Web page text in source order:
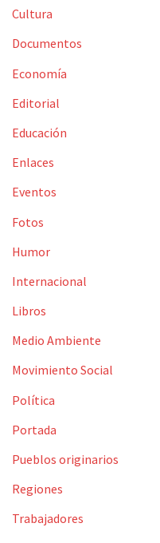
Cultura
Documentos
Economía
Editorial
Educación
Enlaces
Eventos
Fotos
Humor
Internacional
Libros
Medio Ambiente
Movimiento Social
Política
Portada
Pueblos originarios
Regiones
Trabajadores